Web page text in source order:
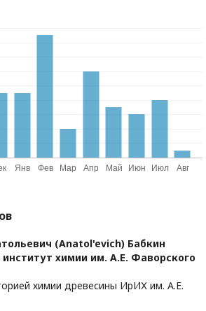
(Anatol'evich) Бабкин
институт химии им. А.Е. Фаворского
химии древесины ИрИХ им. А.Е.